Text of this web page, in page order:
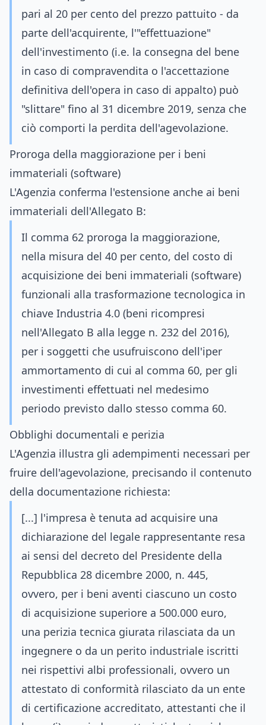
pari al 20 per cento del prezzo pattuito - da
parte dell'acquirente, l'"effettuazione"
dell'investimento (i.e. la consegna del bene
in caso di compravendita o l'accettazione
definitiva dell'opera in caso di appalto) può
"slittare" fino al 31 dicembre 2019, senza che
ciò comporti la perdita dell'agevolazione.
Proroga della maggiorazione per i beni
immateriali (software)
L'Agenzia conferma l'estensione anche ai beni
immateriali dell'Allegato B:
Il comma 62 proroga la maggiorazione,
nella misura del 40 per cento, del costo di
acquisizione dei beni immateriali (software)
funzionali alla trasformazione tecnologica in
chiave Industria 4.0 (beni ricompresi
nell'Allegato B alla legge n. 232 del 2016),
per i soggetti che usufruiscono dell'iper
ammortamento di cui al comma 60, per gli
investimenti effettuati nel medesimo
periodo previsto dallo stesso comma 60.
Obblighi documentali e perizia
L'Agenzia illustra gli adempimenti necessari per
fruire dell'agevolazione, precisando il contenuto
della documentazione richiesta:
[...] l'impresa è tenuta ad acquisire una
dichiarazione del legale rappresentante resa
ai sensi del decreto del Presidente della
Repubblica 28 dicembre 2000, n. 445,
ovvero, per i beni aventi ciascuno un costo
di acquisizione superiore a 500.000 euro,
una perizia tecnica giurata rilasciata da un
ingegnere o da un perito industriale iscritti
nei rispettivi albi professionali, ovvero un
attestato di conformità rilasciato da un ente
di certificazione accreditato, attestanti che il